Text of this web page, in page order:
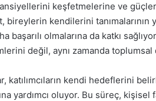
keşfetmelerine ve
bireylerin kendilerini tanımalarının
olmalarına da katkı
değil, aynı zamanda
katılımcıların kendi hedeflerini
yardımcı oluyor. Bu süreç, kişisel